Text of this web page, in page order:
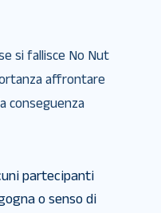
si fallisce No Nut
affrontare
conseguenza
partecipanti
o senso di